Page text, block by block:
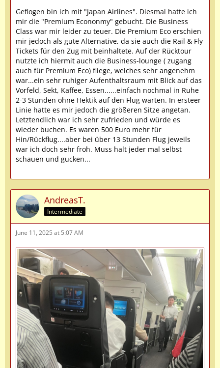
Geflogen bin ich mit "Japan Airlines". Diesmal hatte ich
mir die "Premium Econonmy" gebucht. Die Business
Class war mir leider zu teuer. Die Premium Eco erschien
mir jedoch als gute Alternative, da sie auch die Rail & Fly
Tickets für den Zug mit beinhaltete. Auf der Rücktour
nutzte ich hiermit auch die Business-lounge ( zugang
auch für Premium Eco) fliege, welches sehr angenehm
war...ein sehr ruhiger Aufenthaltsraum mit Blick auf das
Vorfeld, Sekt, Kaffee, Essen......einfach nochmal in Ruhe
2-3 Stunden ohne Hektik auf den Flug warten. In ersteer
Linie hatte es mir jedoch die größeren Sitze angetan.
Letztendlich war ich sehr zufrieden und würde es
wieder buchen. Es waren 500 Euro mehr für
Hin/Rückflug....aber bei über 13 Stunden Flug jeweils
war ich doch sehr froh. Muss halt jeder mal selbst
schauen und gucken...
AndreasT.
Intermediate
June 11, 2025 at 5:07 AM